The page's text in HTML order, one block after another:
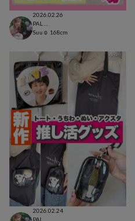
2026.02.26
Suu☺︎ 168cm
2026.02.24